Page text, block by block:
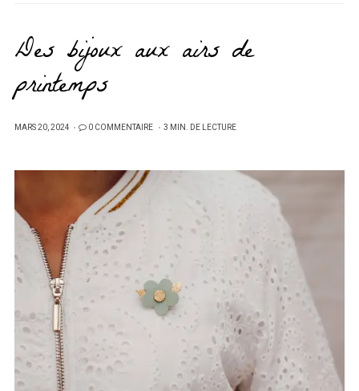
Des bijoux aux airs de
printemps
PUBLIÉ
MARS 20, 2024 0 COMMENTAIRE 3 MIN. DE LECTURE